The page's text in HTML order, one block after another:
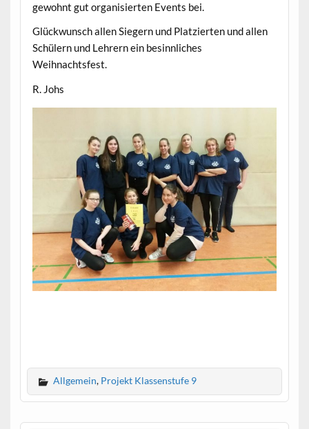
gewohnt gut organisierten Events bei.
Glückwunsch allen Siegern und Platzierten und allen
Schülern und Lehrern ein besinnliches
Weihnachtsfest.
R. Johs
Allgemein, Projekt Klassenstufe 9